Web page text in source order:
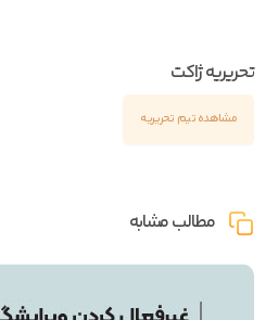
تحریریه ژاکت
مشاهده تیم تحریریه
مطالب مشابه